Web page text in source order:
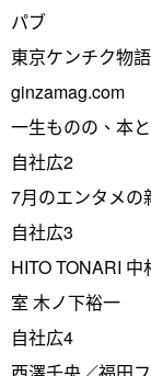
パブ
東京ケンチク物語
ginzamag.com
一生ものの、本
自社広2
7月のエンタメの
自社広3
HITO TONARI
室 木ノ下裕一
自社広4